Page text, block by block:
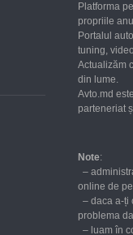
Platforma
propriile
Portalul
tuning,
Actualizăm
din lume.
Avto.md
parteneriat
Note:
–
online de
– daca a-ți
problema
– luam în